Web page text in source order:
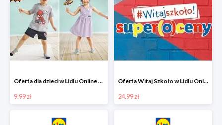
Oferta dla dzieci w Lidlu Online od 9,99 zł
9.99 zł
Oferta Witaj Szkoło w Lidlu Online od 24,99 zł
24.99 zł